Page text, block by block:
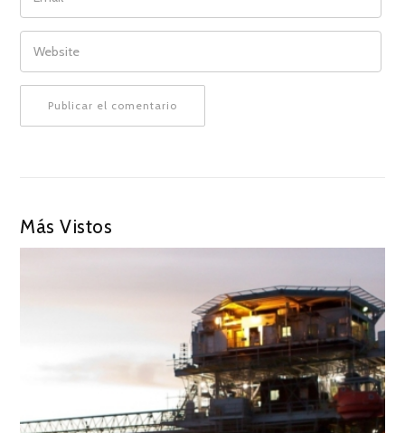
WEBSITE
Más Vistos